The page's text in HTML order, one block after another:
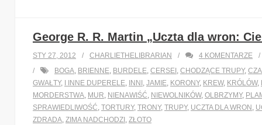
George R. R. Martin „Uczta dla wron:
STY 27, 2012 CHARLIETHELIBRARIAN 4 KOMENTARZE
BOGA, BRIENNE, BURDELE, CERSEI , CHODZĄCE TRUPY,
GWAŁTY, I INNE DUPERELE, INNI , JAMIE, KORONY, KREW, KRÓLÓW,
MORDERSTWA, MUR, NIENAWIŚĆ, NIEWOLNIKÓW, OLBRZYMY,
SPRAWIEDLIWOŚĆ, TORTURY, TRONY, TRUPY, UCZTA DLA WRON ,
ZDRADA, ZIMA NADCHODZI , ZŁOTO